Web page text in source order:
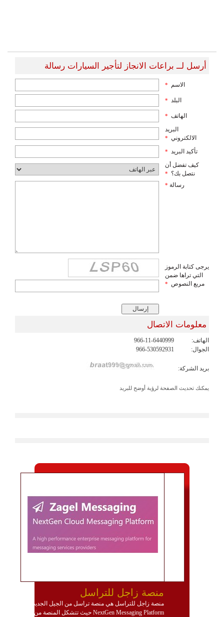
أرسل لــ براعات الانجاز لتأجير السيارات رسالة
الاسم *
البلد *
الهاتف *
البريد
الالكتروني *
تأكيد البريد *
كيف تفضل أن
نتصل بك؟ *
رسالة *
يرجى كتابة الرموز
التي تراها ضمن
مربع النصوص *
معلومات الاتصال
الهاتف:
966-11-6440999
الجوال:
966-530592931
بريد الشركة:
يمكنك تحديث الصفحة لرؤية أوضح للبريد
منصة زاجل للتراسل
منصة زاجل للتراسل هي منصة تراسل من الجيل الجديد
NextGen Messaging Platform حيث تتشكل المنصة من